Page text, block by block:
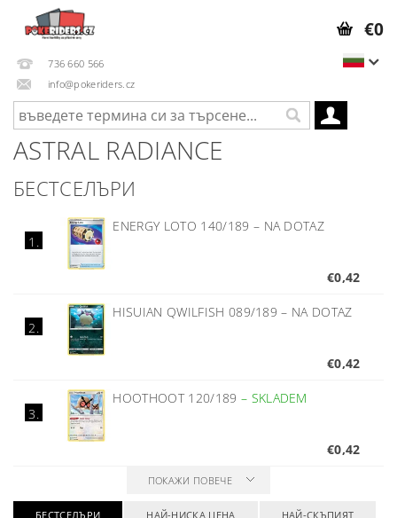
736 660 566
info@pokeriders.cz
€0
ASTRAL RADIANCE
БЕСТСЕЛЪРИ
1.
ENERGY LOTO 140/189 – NA DOTAZ
€0,42
2.
HISUIAN QWILFISH 089/189– NA DOTAZ
€0,42
3.
HOOTHOOT 120/189 – SKLADEM
€0,42
ПОКАЖИ ПОВЕЧЕ
БЕСТСЕЛЪРИ НАЙ-НИСКА ЦЕНА НАЙ-СКЪПИЯТ